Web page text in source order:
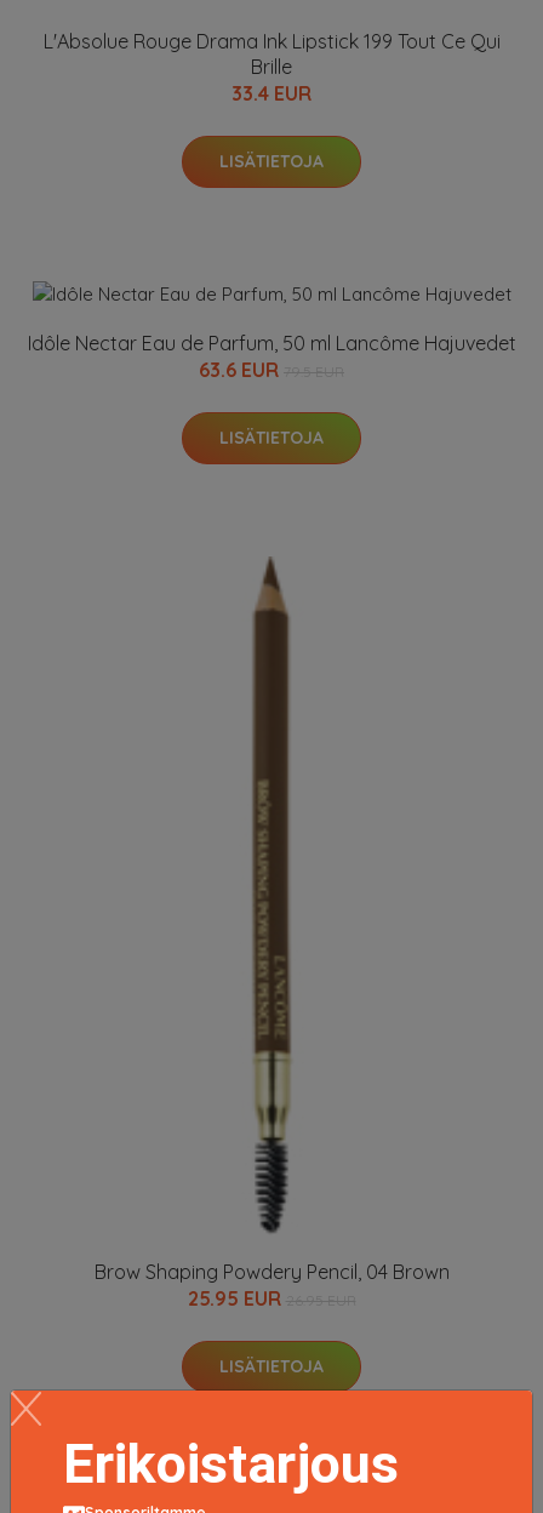
L'Absolue Rouge Drama Ink Lipstick 199 Tout Ce Qui
Brille
33.4 EUR
LISÄTIETOJA
Idôle Nectar Eau de Parfum, 50 ml Lancôme Hajuvedet
63.6 EUR
LISÄTIETOJA
Brow Shaping Powdery Pencil, 04 Brown
25.95 EUR
LISÄTIETOJA
Erikoistarjous